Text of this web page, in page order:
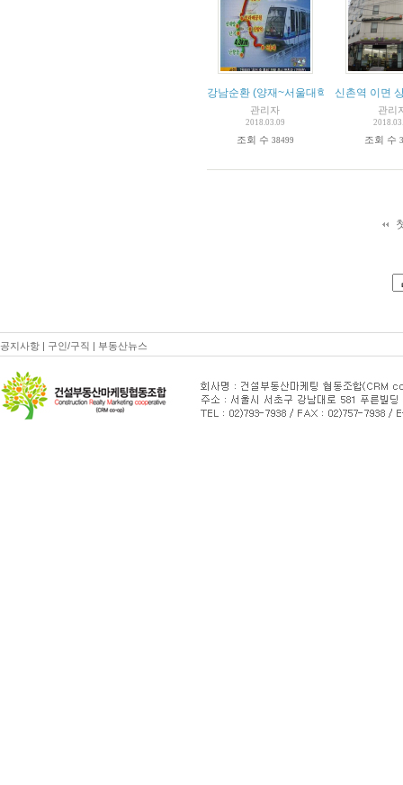
강남순환 (양재~서울대학) 경전
관리자
2018.03.09
조회 수 38499
신촌역 이면
관리
조회 수
공지사항 구인/구직 부동산뉴스